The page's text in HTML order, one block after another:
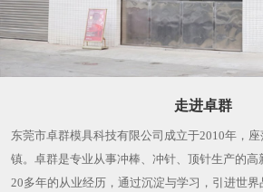
走进卓群
东莞市卓群模具科技有限公司成立于2010年，
镇。卓群是专业从事冲棒、冲针、顶针生产的
20多年的从业经历，通过沉淀与学习，引进世界